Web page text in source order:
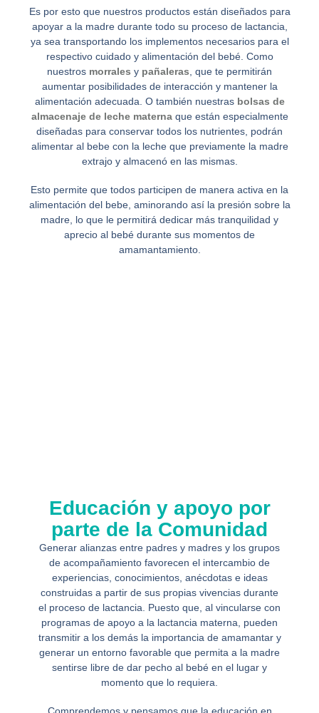
Es por esto que nuestros productos están diseñados para
apoyar a la madre durante todo su proceso de lactancia,
ya sea transportando los implementos necesarios para el
respectivo cuidado y alimentación del bebé. Como
nuestros morrales y pañaleras, que te permitirán
aumentar posibilidades de interacción y mantener la
alimentación adecuada. O también nuestras bolsas de
almacenaje de leche maternaque están especialmente
diseñadas para conservar todos los nutrientes, podrán
alimentar al bebe con la leche que previamente la madre
extrajo y almacenó en las mismas.
Esto permite que todos participen de manera activa en la
alimentación del bebe, aminorando así la presión sobre la
madre, lo que le permitirá dedicar más tranquilidad y
aprecio al bebé durante sus momentos de
amamantamiento.
Educación y apoyo por
parte de la Comunidad
Generar alianzas entre padres y madres y los grupos
de acompañamiento favorecen el intercambio de
experiencias, conocimientos, anécdotas e ideas
construidas a partir de sus propias vivencias durante
el proceso de lactancia. Puesto que, al vincularse con
programas de apoyo a la lactancia materna, pueden
transmitir a los demás la importancia de amamantar y
generar un entorno favorable que permita a la madre
sentirse libre de dar pecho al bebé en el lugar y
momento que lo requiera.